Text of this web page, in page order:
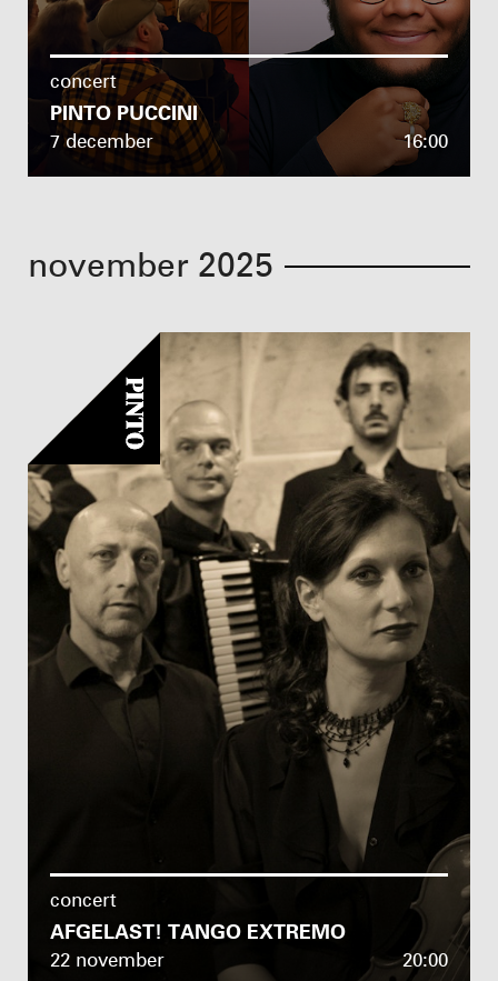
concert
PINTO PUCCINI
7 december 16:00
november 2025
concert
AFGELAST! TANGO EXTREMO
22 november 20:00